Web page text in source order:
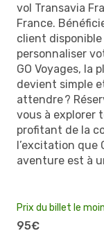
vol Transavia
France.
client
personnaliser
GO Voyages, la
devient simple
attendre ?
vous à explorer
profitant de la
l’excitation que
aventure est à
Prix du billet le
95€